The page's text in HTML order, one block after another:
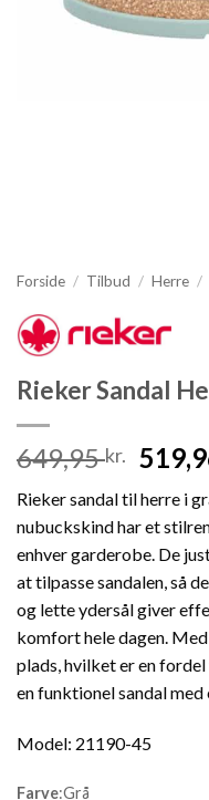
Forside / Tilbud / Herre /
Rieker Sandal
649,95kr. Den
pris
var:
Rieker sandal til herre i
nubuckskind har et
enhver garderobe. De
at tilpasse sandalen, så
og lette ydersål giver
komfort hele dagen.
plads, hvilket er en
en funktionel sandal
Model: 21190-45
Farve:Grå